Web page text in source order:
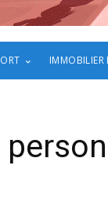
IMMOBILIER